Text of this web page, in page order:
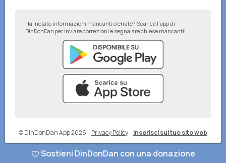
Hai notato informazioni mancanti o errate? Scarica l'app di
DinDonDan per inviare correzioni e segnalare chiese mancanti!
© DinDonDan App 2026–Privacy Policy–Inserisci sul tuo sito web
Sostieni DinDonDan con una donazione